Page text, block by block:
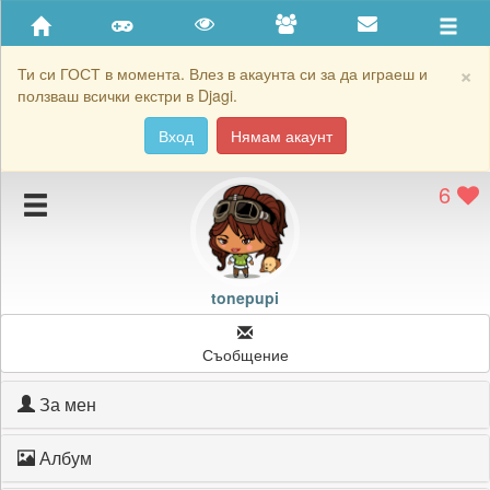
×
Ти си ГОСТ в момента. Влез в акаунта си за да играеш и
ползваш всички екстри в Djagi.
Вход
Нямам акаунт
Приятели
Хронология на игри
Подаръците на tonepupi
Картичките на tonepupi
6
tonepupi
Съобщение
За мен
Албум